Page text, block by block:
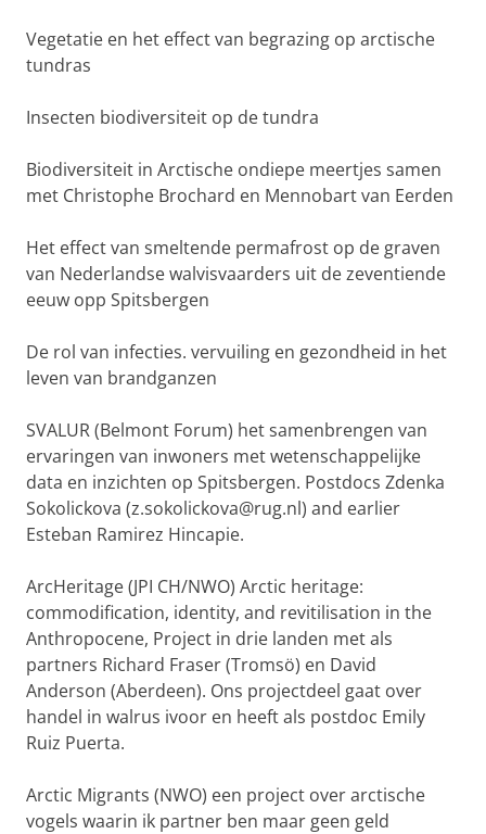
Vegetatie en het effect van begrazing op arctische
tundras
Insecten biodiversiteit op de tundra
Biodiversiteit in Arctische ondiepe meertjes samen
met Christophe Brochard en Mennobart van Eerden
Het effect van smeltende permafrost op de graven
van Nederlandse walvisvaarders uit de zeventiende
eeuw opp Spitsbergen
De rol van infecties. vervuiling en gezondheid in het
leven van brandganzen
SVALUR (Belmont Forum) het samenbrengen van
ervaringen van inwoners met wetenschappelijke
data en inzichten op Spitsbergen. Postdocs Zdenka
Sokolickova (z.sokolickova@rug.nl) and earlier
Esteban Ramirez Hincapie.
ArcHeritage (JPI CH/NWO) Arctic heritage:
commodification, identity, and revitilisation in the
Anthropocene, Project in drie landen met als
partners Richard Fraser (Tromsö) en David
Anderson (Aberdeen). Ons projectdeel gaat over
handel in walrus ivoor en heeft als postdoc Emily
Ruiz Puerta.
Arctic Migrants (NWO) een project over arctische
vogels waarin ik partner ben maar geen geld